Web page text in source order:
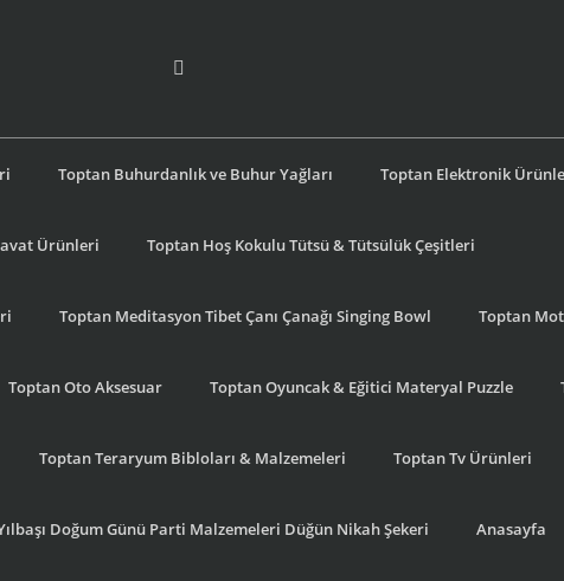
Toptan Buhurdanlık ve Buhur Yağları Toptan Elektronik
Ürünleri Toptan Hoş Kokulu Tütsü & Tütsülük Çeşitleri
Toptan Meditasyon Tibet Çanı Çanağı Singing Bowl Toptan
Toptan Oto Aksesuar Toptan Oyuncak & Eğitici Materyal Puzzle
Toptan Teraryum Bibloları & Malzemeleri Toptan Tv Ürünleri
Doğum Günü Parti Malzemeleri Düğün Nikah Şekeri Anasayfa